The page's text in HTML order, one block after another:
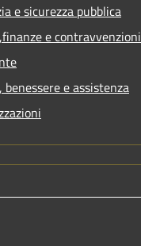
e sicurezza pubblica
e contravvenzioni
benessere e assistenza